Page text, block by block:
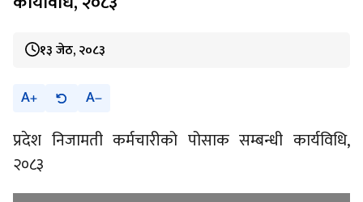
१३ जेठ, २०८३
A A
प्रदेश निजामती कर्मचारीको पोसाक सम्बन्धी कार्यविधि,
२०८३